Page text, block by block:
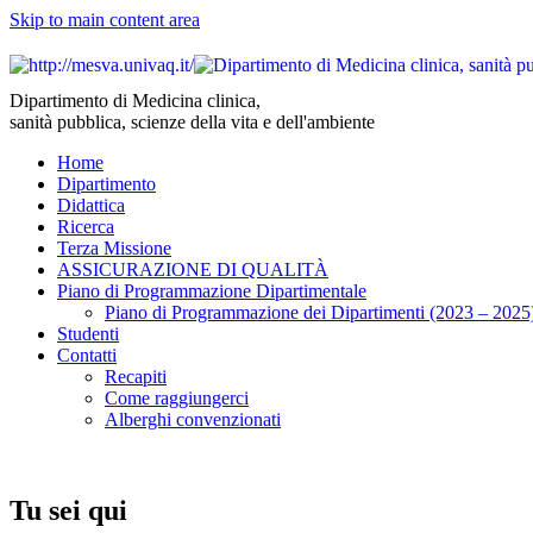
Skip to main content area
Dipartimento di Medicina clinica,
sanità pubblica, scienze della vita e dell'ambiente
Home
Dipartimento
Didattica
Ricerca
Terza Missione
ASSICURAZIONE DI QUALITÀ
Piano di Programmazione Dipartimentale
Piano di Programmazione dei Dipartimenti (2023 –
Studenti
Contatti
Recapiti
Come raggiungerci
Alberghi convenzionati
Tu sei qui